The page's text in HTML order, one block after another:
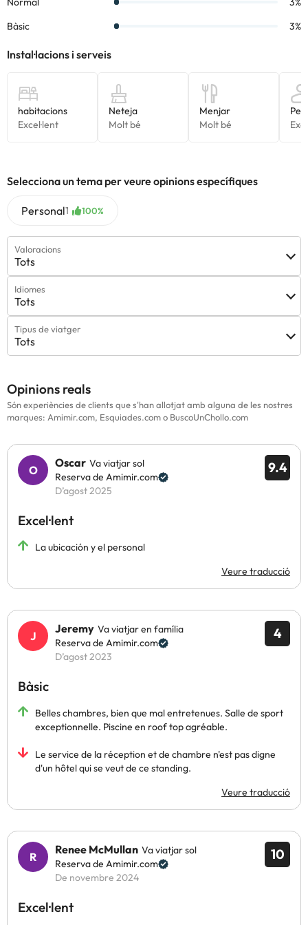
Selecciona un tema per veure opinions específiques
Personal1 100%
Valoracions
Tots
Idiomes
Tots
Tipus de viatger
Tots
Opinions reals
Són experiències de clients que s'han allotjat amb alguna de les nostres
marques: Amimir.com, Esquiades.com o BuscoUnChollo.com
9.4
Oscar Va viatjar sol
Reserva de Amimir.com
D’agost 2025
Excel·lent
La ubicación y el personal
Veure traducció
4
Jeremy Va viatjar en família
Reserva de Amimir.com
D’agost 2023
Bàsic
Belles chambres, bien que mal entretenues. Salle de sport
exceptionnelle. Piscine en roof top agréable.
Le service de la réception et de chambre n'est pas digne
d'un hôtel qui se veut de ce standing.
Veure traducció
10
Renee McMullan Va viatjar sol
Reserva de Amimir.com
De novembre 2024
Excel·lent